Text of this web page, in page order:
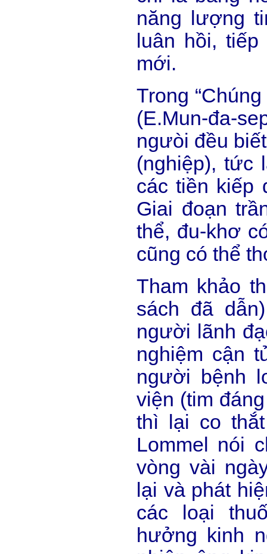
năng lượng
luân hồi,
mới.
Trong
(E.Mun-đa-
ngưòi đều
(nghiệp), tức
các tiền kiếp
Giai đoạn
thể, đu-khơ
cũng có thể
Tham khảo
sách đã
người lãnh
nghiệm cận
người bệnh
viện (tim
thì lại co
Lommel nói
vòng vài
lại và phát
các loại
hưởng kinh